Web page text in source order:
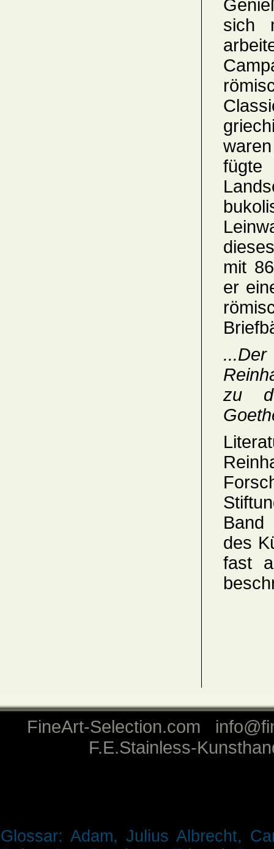
sich
mit
er
...Der
zu
Band
des
fast
FineArt-Selection.com
F.E.Stainless-
Glossar: Adam, Julius Albrecht,